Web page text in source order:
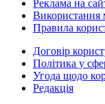
Реклама на
Використання
Правила
Договір
Політика у
Угода щодо
Редакція